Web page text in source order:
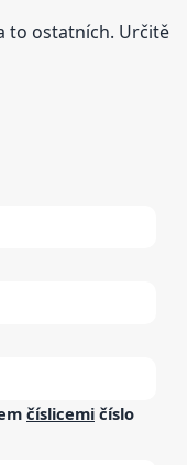
to ostatních. Určitě
číslicemi číslo